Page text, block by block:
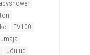
EV100
Jõulud